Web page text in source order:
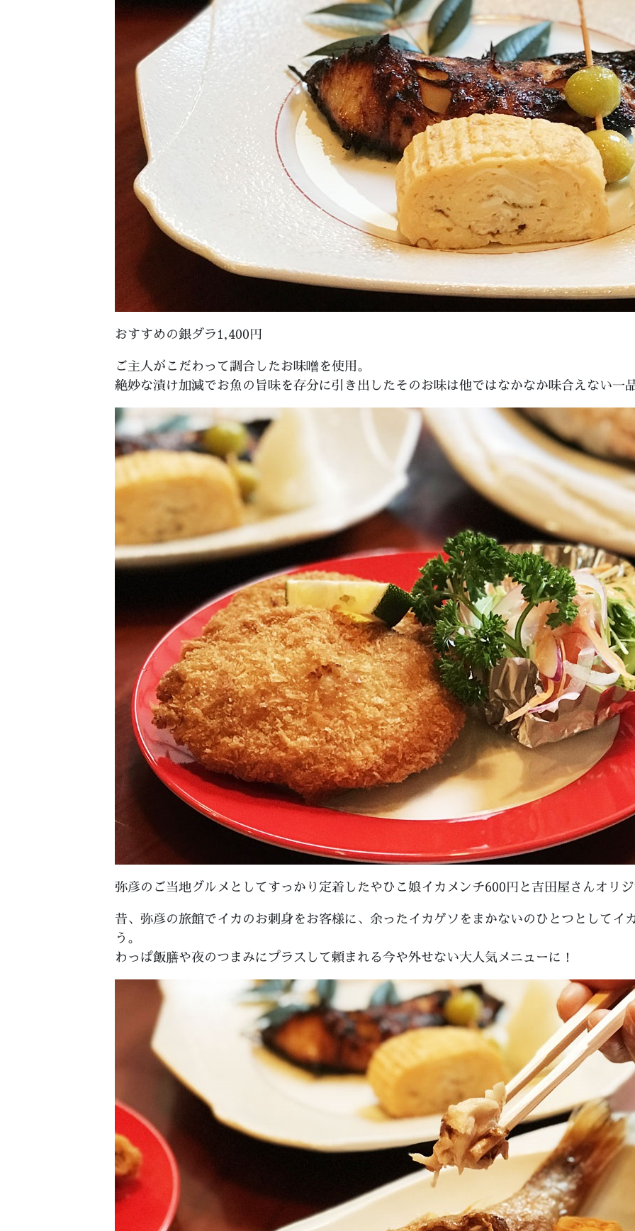
おすすめの銀ダラ1,400円
ご主人がこだわって調合したお味噌を使用。
絶妙な漬け加減でお魚の旨味を存分に引き出したそのお味は他ではなかなか味合えない一
弥彦のご当地グルメとしてすっかり定着したやひこ娘イカメンチ600円と吉田屋さんオリ
昔、弥彦の旅館でイカのお刺身をお客様に、余ったイカゲソをまかないのひとつとしてイ
う。
わっぱ飯膳や夜のつまみにプラスして頼まれる今や外せない大人気メニューに！